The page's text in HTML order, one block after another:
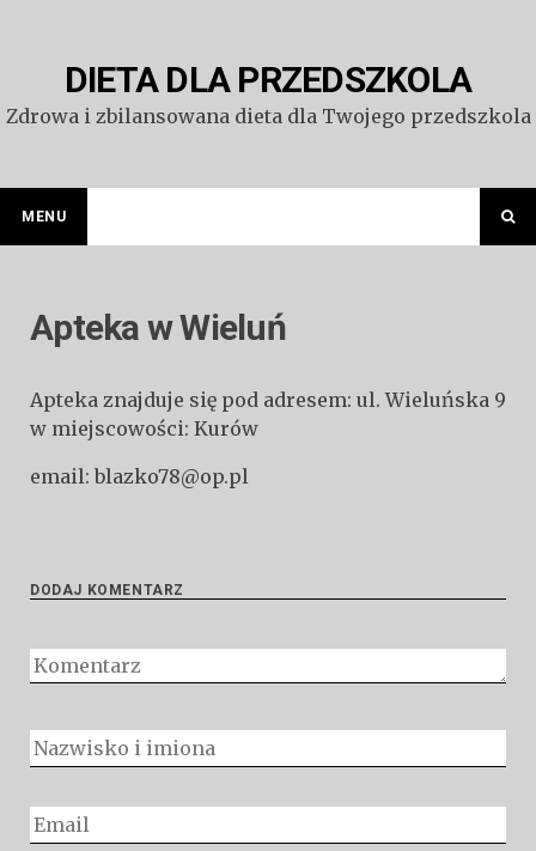
DIETA DLA PRZEDSZKOLA
Zdrowa i zbilansowana dieta dla Twojego przedszkola
MENU
Apteka w Wieluń
Apteka znajduje się pod adresem: ul. Wieluńska 9
w miejscowości: Kurów
email: blazko78@op.pl
DODAJ KOMENTARZ